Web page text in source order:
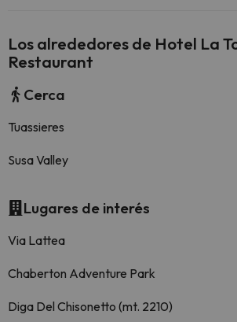
Los alrededores de Hotel La
Restaurant
Cerca
Tuassieres
Susa Valley
Lugares de interés
Via Lattea
Chaberton Adventure Park
Diga Del Chisonetto (mt. 2210)